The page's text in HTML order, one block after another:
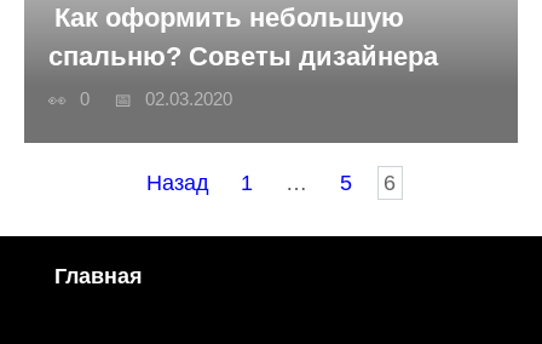
Как оформить небольшую
спальню? Советы дизайнера
0 02.03.2020
Назад 1 … 5 6
Главная